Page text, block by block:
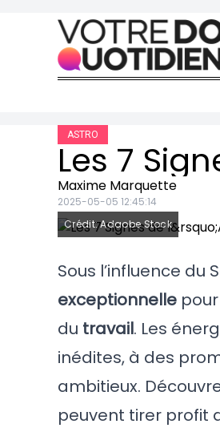
Skip to content
ASTRO
Maxime Marquette
2025-05-05 12:45:14
Crédit: Adaobe Stock
Sous l’influence du
exceptionnelle
du travail. Les
inédites, à des
ambitieux.
peuvent tirer profit